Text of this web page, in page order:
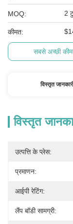
MOQ: 2
कीमत:
सबसे अच्छी
विस्तृत
विस्तृत
उत्पत्ति के प्लेस:
प्रमाणन:
आईपी ​​रेटिंग:
लैंप बॉडी सामग्री: